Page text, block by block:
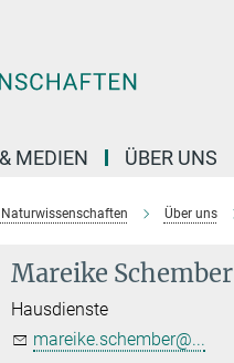
MEDIEN ÜBER UNS
Über uns
Mareike Schember
Hausdienste
mareike.schember@...